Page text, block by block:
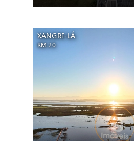
XANGRI-LÁ
KM 20